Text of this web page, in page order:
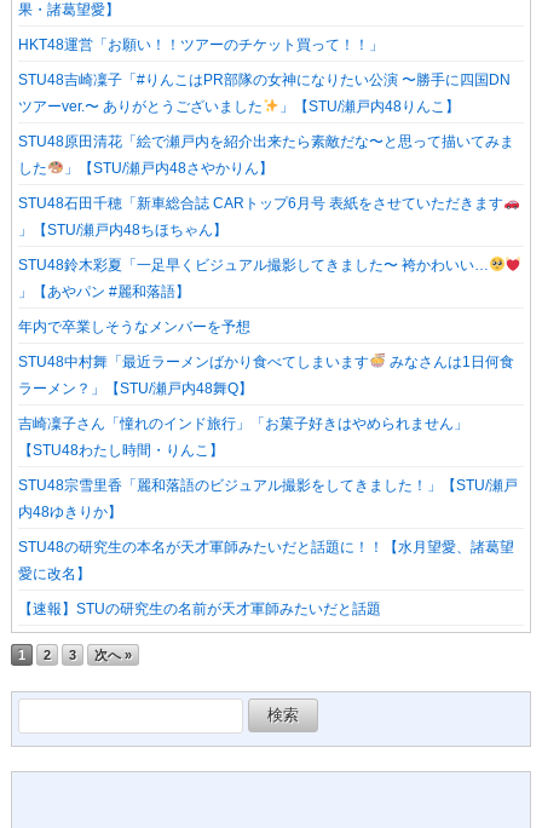
果・諸葛望愛】
HKT48運営「お願い！！ツアーのチケット買って！！」
STU48吉崎凜子「#りんこはPR部隊の女神になりたい公演 〜勝手に四国DN
ツアーver.〜 ありがとうございました
」【STU/瀬戸内48りんこ】
STU48原田清花「絵で瀬戸内を紹介出来たら素敵だな〜と思って描いてみま
した
」【STU/瀬戸内48さやかりん】
STU48石田千穂「新車総合誌 CARトップ6月号 表紙をさせていただきます
」【STU/瀬戸内48ちほちゃん】
STU48鈴木彩夏「一足早くビジュアル撮影してきました〜 袴かわいい…
」【あやパン #麗和落語】
年内で卒業しそうなメンバーを予想
STU48中村舞「最近ラーメンばかり食べてしまいます
みなさんは1日何食
ラーメン？」【STU/瀬戸内48舞Q】
吉崎凜子さん「憧れのインド旅行」「お菓子好きはやめられません」
【STU48わたし時間・りんこ】
STU48宗雪里香「麗和落語のビジュアル撮影をしてきました！」【STU/瀬戸
内48ゆきりか】
STU48の研究生の本名が天才軍師みたいだと話題に！！【水月望愛、諸葛望
愛に改名】
【速報】STUの研究生の名前が天才軍師みたいだと話題
1 2 3 次へ »
索: